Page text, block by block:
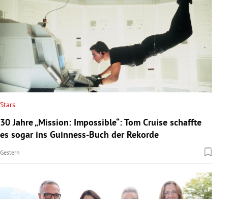
Stars
30 Jahre „Mission: Impossible“: Tom Cruise schaffte
es sogar ins Guinness-Buch der Rekorde
Gestern